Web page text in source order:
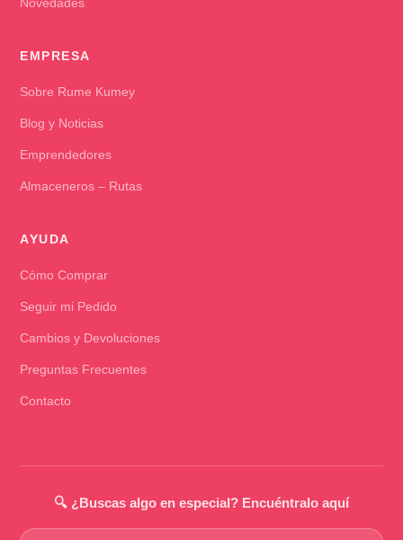
EMPRESA
Sobre Rume Kumey
Blog y Noticias
Emprendedores
Almaceneros – Rutas
AYUDA
Cómo Comprar
Seguir mi Pedido
Cambios y Devoluciones
Preguntas Frecuentes
Contacto
🔍 ¿Buscas algo en especial? Encuéntralo aquí